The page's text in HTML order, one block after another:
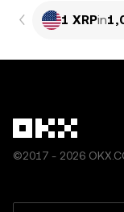
1 XRPin
©2017 - 2026